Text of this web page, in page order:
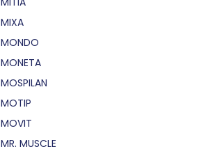
MIXA
MONDO
MONETA
MOSPILAN
MOTIP
MOVIT
MR. MUSCLE